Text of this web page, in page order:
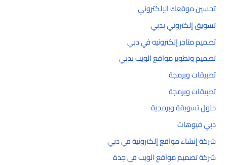
تحسين موقعك الإلكتروني
تسويق إلكتروني بدبي
تصميم متاجر إلكترونيه في دبي
تصميم وتطوير مواقع الويب بدبي
تطبيقات وبرمجة
تطبيقات وبرمجة
حلول تسويقة وبرمجية
دبي فيوهات
شركة إنشاء مواقع إلكترونية في دبي
شركة تصميم مواقع الويب في جدة